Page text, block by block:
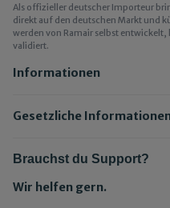
Als offizieller deutscher Importeur
direkt auf den deutschen Markt und
werden von Ramair selbst
validiert.
Informationen
Gesetzliche
Brauchst du Support?
Wir helfen gern.